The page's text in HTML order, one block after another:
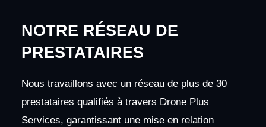
NOTRE RÉSEAU DE
PRESTATAIRES
Nous travaillons avec un réseau de plus de 30
prestataires qualifiés à travers Drone Plus
Services, garantissant une mise en relation